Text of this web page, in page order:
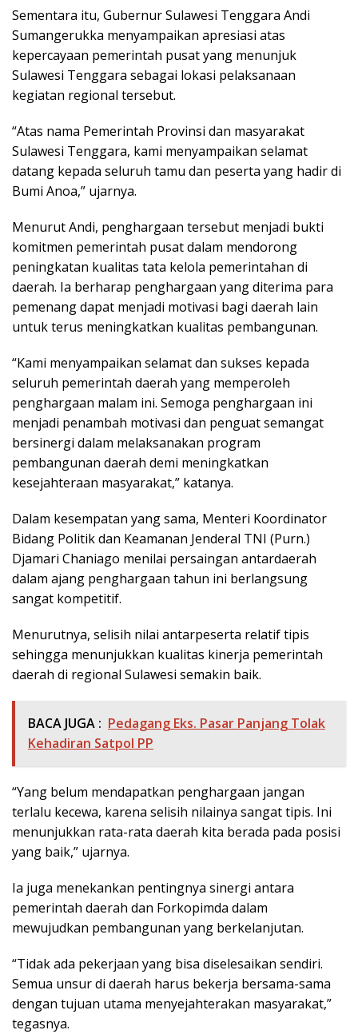
Sementara itu, Gubernur Sulawesi Tenggara Andi
Sumangerukka menyampaikan apresiasi atas
kepercayaan pemerintah pusat yang menunjuk
Sulawesi Tenggara sebagai lokasi pelaksanaan
kegiatan regional tersebut.
“Atas nama Pemerintah Provinsi dan masyarakat
Sulawesi Tenggara, kami menyampaikan selamat
datang kepada seluruh tamu dan peserta yang hadir di
Bumi Anoa,” ujarnya.
Menurut Andi, penghargaan tersebut menjadi bukti
komitmen pemerintah pusat dalam mendorong
peningkatan kualitas tata kelola pemerintahan di
daerah. Ia berharap penghargaan yang diterima para
pemenang dapat menjadi motivasi bagi daerah lain
untuk terus meningkatkan kualitas pembangunan.
“Kami menyampaikan selamat dan sukses kepada
seluruh pemerintah daerah yang memperoleh
penghargaan malam ini. Semoga penghargaan ini
menjadi penambah motivasi dan penguat semangat
bersinergi dalam melaksanakan program
pembangunan daerah demi meningkatkan
kesejahteraan masyarakat,” katanya.
Dalam kesempatan yang sama, Menteri Koordinator
Bidang Politik dan Keamanan Jenderal TNI (Purn.)
Djamari Chaniago menilai persaingan antardaerah
dalam ajang penghargaan tahun ini berlangsung
sangat kompetitif.
Menurutnya, selisih nilai antarpeserta relatif tipis
sehingga menunjukkan kualitas kinerja pemerintah
daerah di regional Sulawesi semakin baik.
BACA JUGA : Pedagang Eks. Pasar Panjang Tolak
Kehadiran Satpol PP
“Yang belum mendapatkan penghargaan jangan
terlalu kecewa, karena selisih nilainya sangat tipis. Ini
menunjukkan rata-rata daerah kita berada pada posisi
yang baik,” ujarnya.
Ia juga menekankan pentingnya sinergi antara
pemerintah daerah dan Forkopimda dalam
mewujudkan pembangunan yang berkelanjutan.
“Tidak ada pekerjaan yang bisa diselesaikan sendiri.
Semua unsur di daerah harus bekerja bersama-sama
dengan tujuan utama menyejahterakan masyarakat,”
tegasnya.